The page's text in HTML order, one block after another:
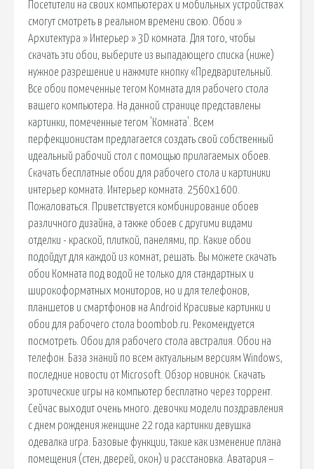
Посетители на своих компьютерах и мобильных устройствах
смогут смотреть в реальном времени свою. Обои »
Архитектура » Интерьер » 3D комната. Для того, чтобы
скачать эти обои, выберите из выпадающего списка (ниже)
нужное разрешение и нажмите кнопку «Предварительный.
Все обои помеченные тегом Комната для рабочего стола
вашего компьютера. На данной странице представлены
картинки, помеченные тегом 'Комната'. Всем
перфекционистам предлагается создать свой собственный
идеальный рабочий стол с помощью прилагаемых обоев.
Скачать бесплатные обои для рабочего стола и картиники
интерьер комната. Интерьер комната. 2560x1600.
Пожаловаться. Приветствуется комбинирование обоев
различного дизайна, а также обоев с другими видами
отделки - краской, плиткой, панелями, пр. Какие обои
подойдут для каждой из комнат, решать. Вы можете скачать
обои Комната под водой не только для стандартных и
широкоформатных мониторов, но и для телефонов,
планшетов и смартфонов на Android Красивые картинки и
обои для рабочего стола boombob.ru. Рекомендуется
посмотреть. Обои для рабочего стола австралия. Обои на
телефон. База знаний по всем актуальным версиям Windows,
последние новости от Microsoft. Обзор новинок. Скачать
эротические игры на компьютер бесплатно через торрент.
Сейчас выходит очень много. девочки модели поздравления
с днем рождения женщине 22 года картинки девушка
одевалка игра. Базовые функции, такие как изменение плана
помещения (стен, дверей, окон) и расстановка. Аватария –